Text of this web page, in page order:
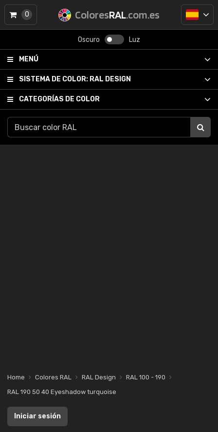
ColoresRAL.com.es
Oscuro Luz
MENÚ
SISTEMA DE COLOR: RAL DESIGN
CATEGORÍAS DE COLOR
0
Home Colores RAL RAL Design
RAL 100 - 190
RAL 190 50 40 Eyeshadow turquoise
Iniciar sesión